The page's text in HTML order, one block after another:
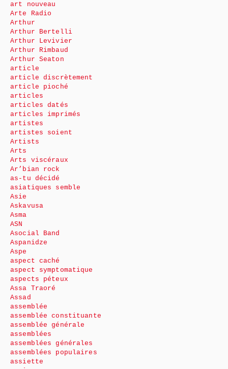
art nouveau
Arte Radio
Arthur
Arthur Bertelli
Arthur Levivier
Arthur Rimbaud
Arthur Seaton
article
article discrètement
article pioché
articles
articles datés
articles imprimés
artistes
artistes soient
Artists
Arts
Arts viscéraux
Ar’bian rock
as-tu décidé
asiatiques semble
Asie
Askavusa
Asma
ASN
Asocial Band
Aspanidze
Aspe
aspect caché
aspect symptomatique
aspects péteux
Assa Traoré
Assad
assemblée
assemblée constituante
assemblée générale
assemblées
assemblées générales
assemblées populaires
assiette